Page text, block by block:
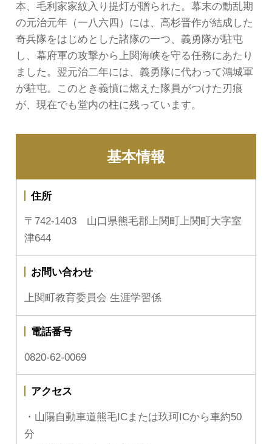
本、毛利家家紋入り提灯が贈られた。幕末の動乱期
の元治元年（一八六四）には、高杉晋作が結成した
奇兵隊をはじめとした諸隊の一つ、義勇隊が駐屯
し、幕府軍の攻撃から上関海峡を守る任務にあたり
ました。翌元治二年には、義勇隊に代わって鴻城軍
が駐屯。このとき義憤に燃えた隊員がつけた刃痕
が、現在でも堂内の柱に残っています。
基本情報
住所
〒742-1403 山口県熊毛郡上関町上関町大字室
津644
お問い合わせ
上関町教育委員会 生涯学習係
電話番号
0820-62-0069
アクセス
・山陽自動車道熊毛ICまたは玖珂ICから車約50
分